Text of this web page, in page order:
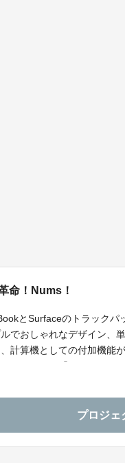
命！Nums！
とSurfaceのトラック
でおしゃれなデザイン、
計算機としての付加機能
プロジェ